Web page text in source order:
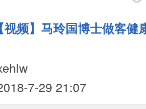
【视频】马玲国博士做客健
7-29 21:07